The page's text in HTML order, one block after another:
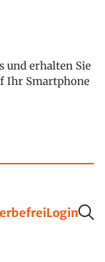
und erhalten Sie
Ihr Smartphone
Login